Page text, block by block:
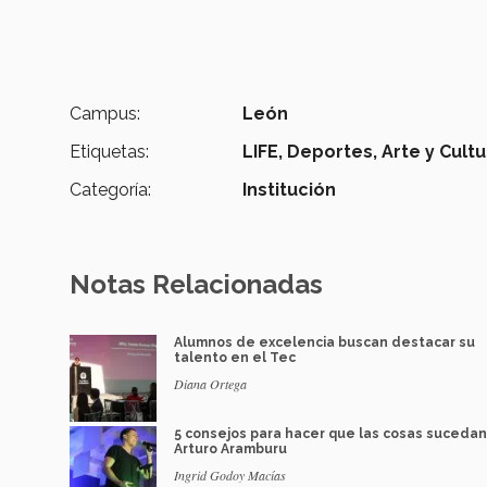
Campus:
León
Etiquetas:
LIFE, Deportes, Arte y
Categoría:
Institución
Notas Relacionadas
Alumnos de excelencia buscan destacar su
talento en el Tec
Diana Ortega
5 consejos para hacer que las cosas
Arturo Aramburu
Ingrid Godoy Macías